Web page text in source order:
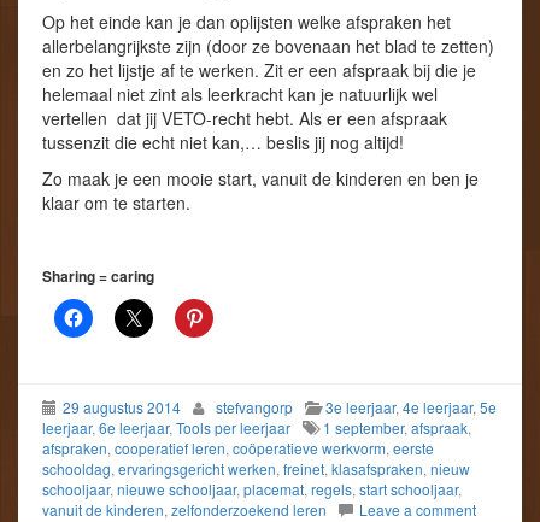
Op het einde kan je dan oplijsten welke afspraken het
allerbelangrijkste zijn (door ze bovenaan het blad te zetten)
en zo het lijstje af te werken. Zit er een afspraak bij die je
helemaal niet zint als leerkracht kan je natuurlijk wel
vertellen dat jij VETO-recht hebt. Als er een afspraak
tussenzit die echt niet kan,… beslis jij nog altijd!
Zo maak je een mooie start, vanuit de kinderen en ben je
klaar om te starten.
Sharing = caring
29 augustus 2014 stefvangorp 3e leerjaar, 4e leerjaar, 5e
leerjaar, 6e leerjaar, Tools per leerjaar 1 september, afspraak,
afspraken, cooperatief leren, coöperatieve werkvorm, eerste
schooldag, ervaringsgericht werken, freinet, klasafspraken, nieuw
schooljaar, nieuwe schooljaar, placemat, regels, start schooljaar,
vanuit de kinderen, zelfonderzoekend leren Leave a comment